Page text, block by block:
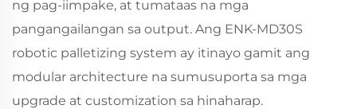
ng pag-iimpake, at tumataas na mga
pangangailangan sa output. Ang ENK‑MD30S
robotic palletizing system ay itinayo gamit ang
modular architecture na sumusuporta sa mga
upgrade at customization sa hinaharap.